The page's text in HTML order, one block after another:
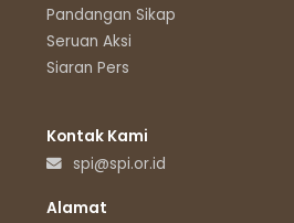
Pandangan Sikap
Seruan Aksi
Siaran Pers
Kontak Kami
spi@spi.or.id
Alamat